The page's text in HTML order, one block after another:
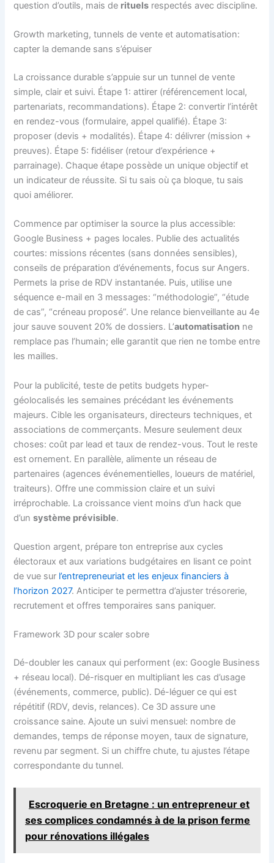
question d’outils, mais de rituels respectés avec discipline.
Growth marketing, tunnels de vente et automatisation:
capter la demande sans s’épuiser
La croissance durable s’appuie sur un tunnel de vente
simple, clair et suivi. Étape 1: attirer (référencement local,
partenariats, recommandations). Étape 2: convertir l’intérêt
en rendez-vous (formulaire, appel qualifié). Étape 3:
proposer (devis + modalités). Étape 4: délivrer (mission +
preuves). Étape 5: fidéliser (retour d’expérience +
parrainage). Chaque étape possède un unique objectif et
un indicateur de réussite. Si tu sais où ça bloque, tu sais
quoi améliorer.
Commence par optimiser la source la plus accessible:
Google Business + pages locales. Publie des actualités
courtes: missions récentes (sans données sensibles),
conseils de préparation d’événements, focus sur Angers.
Permets la prise de RDV instantanée. Puis, utilise une
séquence e-mail en 3 messages: “méthodologie”, “étude
de cas”, “créneau proposé”. Une relance bienveillante au 4e
jour sauve souvent 20% de dossiers. L’automatisation ne
remplace pas l’humain; elle garantit que rien ne tombe entre
les mailles.
Pour la publicité, teste de petits budgets hyper-
géolocalisés les semaines précédant les événements
majeurs. Cible les organisateurs, directeurs techniques, et
associations de commerçants. Mesure seulement deux
choses: coût par lead et taux de rendez-vous. Tout le reste
est ornement. En parallèle, alimente un réseau de
partenaires (agences événementielles, loueurs de matériel,
traiteurs). Offre une commission claire et un suivi
irréprochable. La croissance vient moins d’un hack que
d’unsystème prévisible.
Question argent, prépare ton entreprise aux cycles
électoraux et aux variations budgétaires en lisant ce point
de vue sur l’entrepreneuriat et les enjeux financiers à
l’horizon 2027. Anticiper te permettra d’ajuster trésorerie,
recrutement et offres temporaires sans paniquer.
Framework 3D pour scaler sobre
Dé-doubler les canaux qui performent (ex: Google Business
+ réseau local). Dé-risquer en multipliant les cas d’usage
(événements, commerce, public). Dé-léguer ce qui est
répétitif (RDV, devis, relances). Ce 3D assure une
croissance saine. Ajoute un suivi mensuel: nombre de
demandes, temps de réponse moyen, taux de signature,
revenu par segment. Si un chiffre chute, tu ajustes l’étape
correspondante du tunnel.
Escroquerie en Bretagne : un entrepreneur et
ses complices condamnés à de la prison ferme
pour rénovations illégales